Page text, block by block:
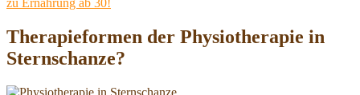
zu Ernährung ab 30!
Therapieformen der Physiotherapie in
Sternschanze?